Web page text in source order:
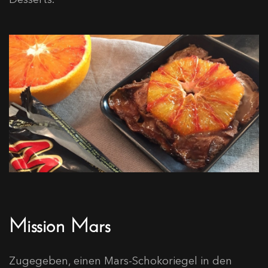
Mission Mars
Zugegeben, einen Mars-Schokoriegel in den